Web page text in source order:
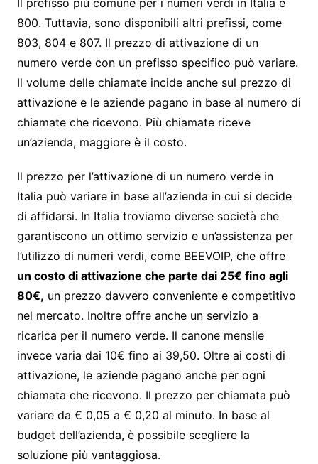
800. Tuttavia, sono disponibili altri prefissi, come
803, 804 e 807. Il prezzo di attivazione di un
numero verde con un prefisso specifico può variare.
Il volume delle chiamate incide anche sul prezzo di
attivazione e le aziende pagano in base al numero di
chiamate che ricevono. Più chiamate riceve
un’azienda, maggiore è il costo.
Il prezzo per l’attivazione di un numero verde in
Italia può variare in base all’azienda in cui si decide
di affidarsi. In Italia troviamo diverse società che
garantiscono un ottimo servizio e un’assistenza per
l’utilizzo di numeri verdi, come BEEVOIP, che offre
un costo di attivazione che parte dai 25€ fino agli
80€, un prezzo davvero conveniente e competitivo
nel mercato. Inoltre offre anche un servizio a
ricarica per il numero verde. Il canone mensile
invece varia dai 10€ fino ai 39,50. Oltre ai costi di
attivazione, le aziende pagano anche per ogni
chiamata che ricevono. Il prezzo per chiamata può
variare da € 0,05 a € 0,20 al minuto. In base al
budget dell’azienda, è possibile scegliere la
soluzione più vantaggiosa.